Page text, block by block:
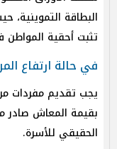
البطاقة
تثبت أحقية
في حالة ارتفاع
يجب تقديم مفردات
بقيمة المعاش صادر
الحقيقي للأسرة.